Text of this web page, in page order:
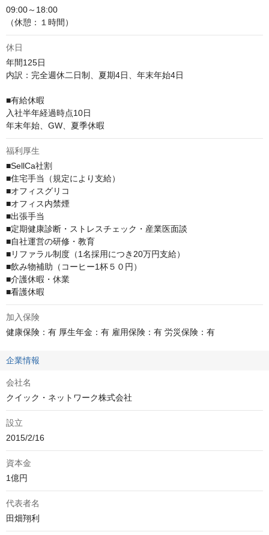
09:00～18:00
（休憩：１時間）
休日
年間125日
内訳：完全週休二日制、夏期4日、年末年始4日
■有給休暇
入社半年経過時点10日
年末年始、GW、夏季休暇
福利厚生
■SellCa社割
■住宅手当（規定により支給）
■オフィスグリコ
■オフィス内禁煙
■出張手当
■定期健康診断・ストレスチェック・産業医面談
■自社運営の研修・教育
■リファラル制度（1名採用につき20万円支給）
■飲み物補助（コーヒー1杯５０円）
■介護休暇・休業
■看護休暇
加入保険
健康保険：有 厚生年金：有 雇用保険：有 労災保険：有
企業情報
会社名
クイック・ネットワーク株式会社
設立
2015/2/16
資本金
1億円
代表者名
田畑翔利